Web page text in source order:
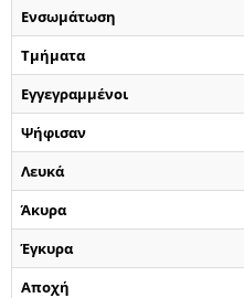
Ενσωμάτωση
Τμήματα
Εγγεγραμμένοι
Ψήφισαν
Λευκά
Άκυρα
Έγκυρα
Αποχή